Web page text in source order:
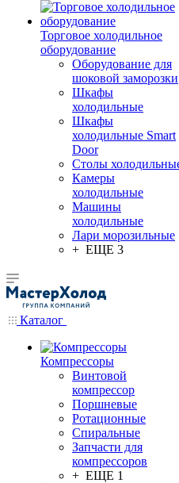
Торговое холодильное
оборудование
Оборудование для
шоковой заморозки
Шкафы
холодильные
Шкафы
холодильные Smart
Door
Столы
Камеры
холодильные
Машины
холодильные
Лари морозильные
+ ЕЩЕ 3
Каталог
Компрессоры
Винтовой
компрессор
Поршневые
Ротационные
Спиральные
Запчасти для
компрессоров
+ ЕЩЕ 1